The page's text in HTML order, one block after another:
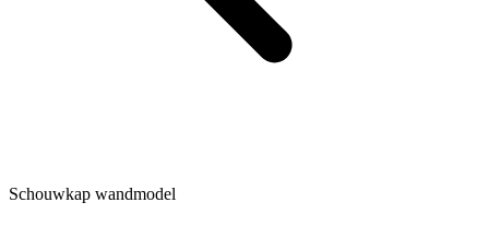
Schouwkap wandmodel